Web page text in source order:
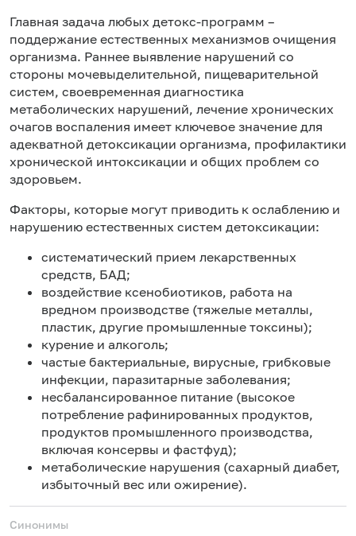
Главная задача любых детокс-программ –
поддержание естественных механизмов очищения
организма. Раннее выявление нарушений со
стороны мочевыделительной, пищеварительной
систем, своевременная диагностика
метаболических нарушений, лечение хронических
очагов воспаления имеет ключевое значение для
адекватной детоксикации организма, профилактики
хронической интоксикации и общих проблем со
здоровьем.
Факторы, которые могут приводить к ослаблению и
нарушению естественных систем детоксикации:
систематический прием лекарственных
средств, БАД;
воздействие ксенобиотиков, работа на
вредном производстве (тяжелые металлы,
пластик, другие промышленные токсины);
курение и алкоголь;
частые бактериальные, вирусные, грибковые
инфекции, паразитарные заболевания;
несбалансированное питание (высокое
потребление рафинированных продуктов,
продуктов промышленного производства,
включая консервы и фастфуд);
метаболические нарушения (сахарный диабет,
избыточный вес или ожирение).
Синонимы